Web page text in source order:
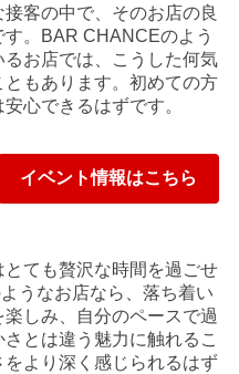
客の中で、そのお店の良
。BAR CHANCEのよう
お店では、こうした何気
もあります。初めての方
心できるはずです。
イベント情報はこちら
ても贅沢な時間を過ごせ
うなお店なら、落ち着い
しみ、自分のペースで過
とは違う魅力に触れるこ
より深く感じられるはず